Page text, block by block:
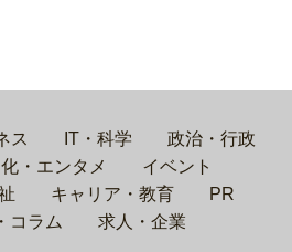
ス IT・科学
政治・行政
・エンタメ
イベント
キャリア・教育
PR
コラム
求人・企業